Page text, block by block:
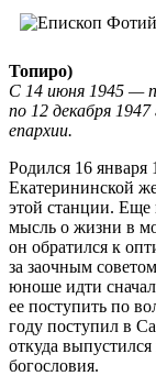
Топиро)
С 14 июня 1945 —
по 12 декабря
епархии.
Родился 16
Екатерининской
этой станции. Еще
мысль о жизни в
он обратился к
за заочным
юноше идти
ее поступить по
году поступил в
откуда
богословия.